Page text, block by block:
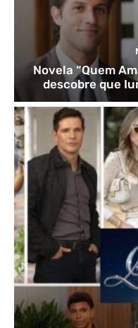
Novela “Quem
descobre que